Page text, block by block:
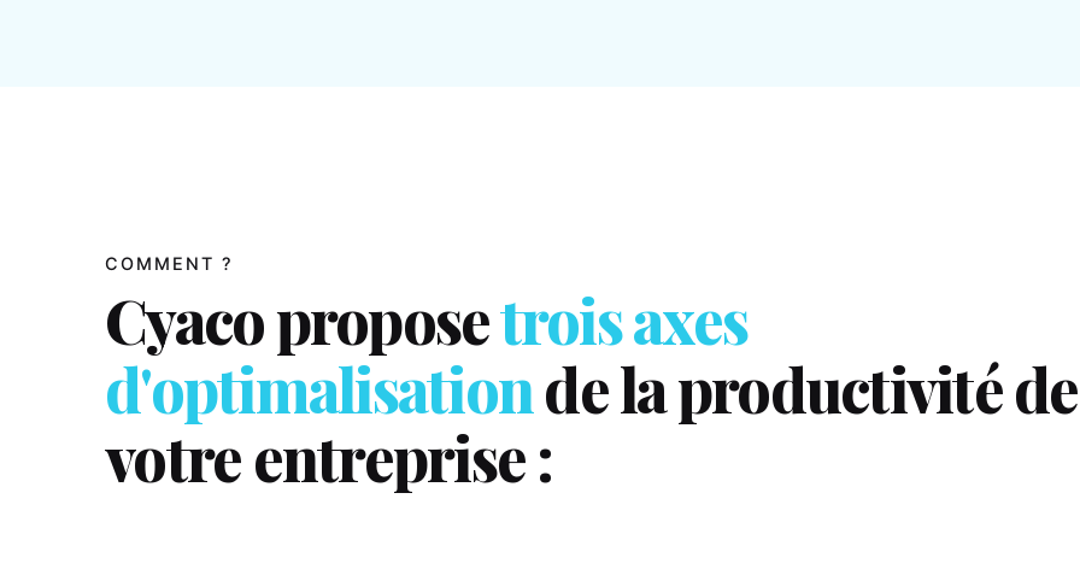
COMMENT ?
Cyaco proposetrois axes
d'optimalisationde la productivité de
votre entreprise :